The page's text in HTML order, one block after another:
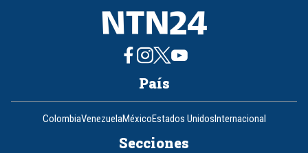
País
ColombiaVenezuelaMéxicoEstados UnidosInternacional
Secciones